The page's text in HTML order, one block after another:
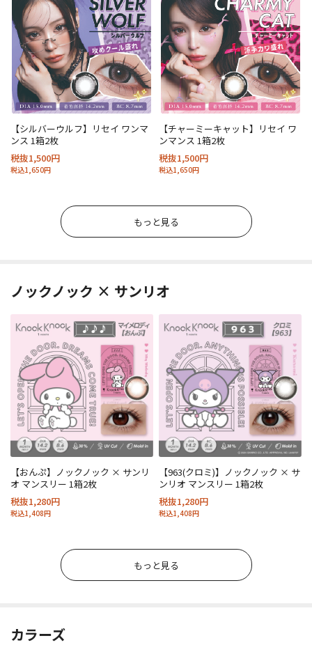
【シルバーウルフ】リセイ ワンマ
ンス 1箱2枚
税抜1,500円
税込1,650円
【チャーミーキャット】リセイ ワ
ンマンス 1箱2枚
税抜1,500円
税込1,650円
もっと見る
ノックノック × サンリオ
【おんぷ】ノックノック × サンリ
オ マンスリー 1箱2枚
税抜1,280円
税込1,408円
【963(クロミ)】ノックノック × サ
ンリオ マンスリー 1箱2枚
税抜1,280円
税込1,408円
もっと見る
カラーズ